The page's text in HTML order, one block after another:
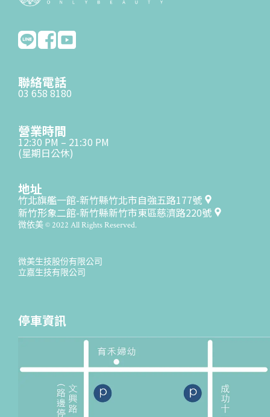
聯絡電話
03 658 8180
營業時間
12:30 PM – 21:30 PM
(星期日公休)
地址
竹北旗艦一館-新竹縣竹北市自強五路177號
新竹形象二館-新竹縣新竹市東區慈濟路220號
微依美 © 2022 All Rights Reserved.
微美生技股份有限公司
立嘉生技有限公司
停車資訊